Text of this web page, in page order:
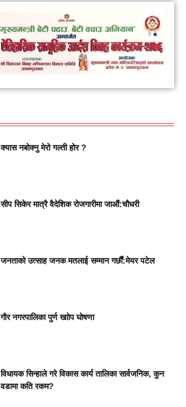
क्यास नबोक्नु मेरो गल्ती होर ?
सीप सिकेर मात्रै वैदेशिक रोजगारीमा जाऔं:चौधरी
जनताको उत्साह जनक मतलाई सम्मान गर्छौं:मेयर पटेल
गाैर नगरपालिका पुर्ण खाोप घोषणा
विधायक सिन्हाले गरे विकास कार्य तालिका सार्वजनिक, कुन
वडामा कति रकम?